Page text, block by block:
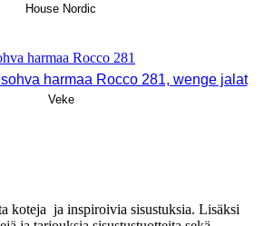
House Nordic
harmaa Rocco 281, wenge jalat
Veke
koteja ja inspiroivia sisustuksia. Lisäksi